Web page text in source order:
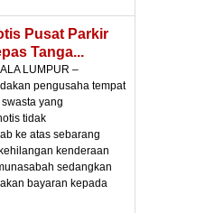
Pusat Parkir
Tanga...
LUMPUR –
pengusaha tempat
yang
tidak
ke atas sebarang
kenderaan
sedangkan
bayaran kepada